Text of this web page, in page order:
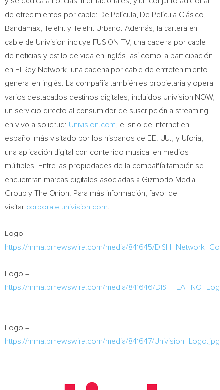
de ofrecimientos por cable: De Película, De Película Clásico,
Bandamax, Telehit y Telehit Urbano. Además, la cartera en
cable de Univision incluye FUSION TV, una cadena por cable
de noticias y estilo de vida en inglés, así como la participación
en El Rey Network, una cadena por cable de entretenimiento
general en inglés. La compañía también es propietaria y opera
varios destacados destinos digitales, incluidos Univision NOW,
un servicio directo al consumidor de suscripción a streaming
en vivo a solicitud; Univision.com , el sitio de internet en
español más visitado por los hispanos de EE. UU., y Uforia,
una aplicación digital con contenido musical en medios
múltiples. Entre las propiedades de la compañía también se
encuentran marcas digitales asociadas a Gizmodo Media
Group y The Onion. Para más información, favor de
visitar corporate.univision.com
Logo –
https://mma.prnewswire.com/media/841645/
Logo –
https://mma.prnewswire.com/media/841646/
Logo –
https://mma.prnewswire.com/media/841647/Univision_Logo.jpg